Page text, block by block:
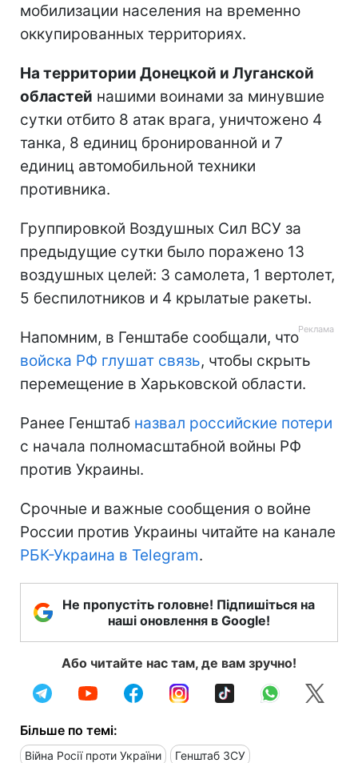
мобилизации населения на временно
оккупированных территориях.
На территории Донецкой и Луганской
областей нашими воинами за минувшие
сутки отбито 8 атак врага, уничтожено 4
танка, 8 единиц бронированной и 7
единиц автомобильной техники
противника.
Группировкой Воздушных Сил ВСУ за
предыдущие сутки было поражено 13
воздушных целей: 3 самолета, 1 вертолет,
5 беспилотников и 4 крылатые ракеты.
Напомним, в Генштабе сообщали, что
войска РФ глушат связь, чтобы скрыть
перемещение в Харьковской области.
Ранее Генштаб назвал российские потери
с начала полномасштабной войны РФ
против Украины.
Срочные и важные сообщения о войне
России против Украины читайте на канале
РБК-Украина в Telegram.
Не пропустіть головне! Підпишіться на
наші оновлення в Google!
Або читайте нас там, де вам зручно!
Більше по темі:
Війна Росії проти України Генштаб ЗСУ